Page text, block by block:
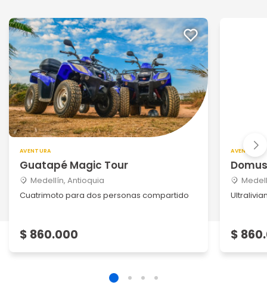
AVENTURA
Guatapé Magic Tour
Medellín, Antioquia
Cuatrimoto para dos personas compartido
$ 860.000
AVENTURA
$